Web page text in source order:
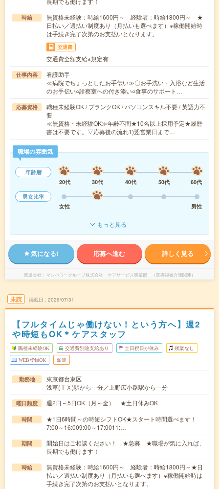
時給
無資格未経験：時給1600円～ 経験者：時給1800円～ ★
日払い／週払い制度あり（月払いも選べます）※稼働開始時
は手続き完了次第のお支払いとなります。
交通費
交通費全額支給※規定有
仕事内容
看護助手
≪病院でちょっとしたお手伝い≫〇お手洗い・入浴など生活
のお手伝い○診察室への付き添い○食事のサポート…
応募資格
職種未経験OK / ブランクOK / パソコンスキル不要 / 英語力不
要
≪無資格・未経験OK≫年齢不問★10名以上採用予定★履歴
書は不要です。▽応募後の流れ1)翌営業日まで…
職場の雰囲気
年齢層
20代
30代 40代 50代
60代
男女比率
女性
男性
もっと見る
気になる! 応募へ進む 詳しく見る
派遣会社 マンパワーグループ株式会社 ケアサービス事業部 （医療福祉介護関連）
未読 掲載日 2026/07/31
【フルタイムじゃ働けない！という方へ】週2
や時短もOK＊ケアスタッフ
職種未経験OK 交通費別途支給あり 土日祝日が休み 残業なし
WEB登録OK 派遣
勤務地
東京都台東区
浅草(ＴＸ)駅から---分／上野広小路駅から---分
曜日頻度 週2日～5日OK（月～金） ★土日休みOK
時間
★1日6時間～の時短シフトOK★スタート時間選べます！
7:00～16:009:00～17:0011:…
期間
開始日はご相談ください！ ★急募 ★職場が気に入れば、
長期でも働けます！
時給
無資格未経験：時給1600円～ 経験者：時給1800円～★日
払い／週払い制度あり（月払いも選べます）※稼働開始時は
手続き完了次第のお支払いとなります。